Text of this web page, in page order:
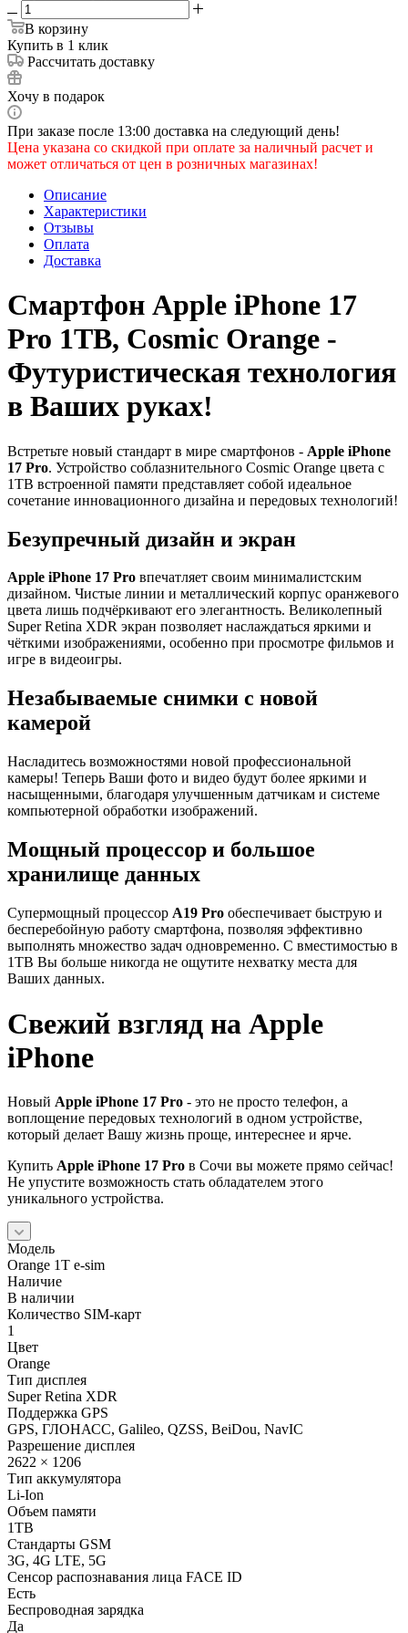
В корзину
Купить в 1 клик
Рассчитать доставку
Хочу в подарок
При заказе после 13:00 доставка на следующий день!
Цена указана со скидкой при оплате за наличный расчет и
может отличаться от цен в розничных магазинах!
Описание
Характеристики
Отзывы
Оплата
Доставка
Смартфон Apple iPhone 17
Pro 1TB, Cosmic Orange -
Футуристическая технология
в Ваших руках!
Встретьте новый стандарт в мире смартфонов - Apple iPhone
17 Pro. Устройство соблазнительного Cosmic Orange цвета с
1TB встроенной памяти представляет собой идеальное
сочетание инновационного дизайна и передовых технологий!
Безупречный дизайн и экран
Apple iPhone 17 Pro впечатляет своим минималистским
дизайном. Чистые линии и металлический корпус оранжевого
цвета лишь подчёркивают его элегантность. Великолепный
Super Retina XDR экран позволяет наслаждаться яркими и
чёткими изображениями, особенно при просмотре фильмов и
игре в видеоигры.
Незабываемые снимки с новой
камерой
Насладитесь возможностями новой профессиональной
камеры! Теперь Ваши фото и видео будут более яркими и
насыщенными, благодаря улучшенным датчикам и системе
компьютерной обработки изображений.
Мощный процессор и большое
хранилище данных
Супермощный процессор A19 Pro обеспечивает быструю и
бесперебойную работу смартфона, позволяя эффективно
выполнять множество задач одновременно. С вместимостью в
1TB Вы больше никогда не ощутите нехватку места для
Ваших данных.
Свежий взгляд на Apple
iPhone
Новый Apple iPhone 17 Pro - это не просто телефон, а
воплощение передовых технологий в одном устройстве,
который делает Вашу жизнь проще, интереснее и ярче.
Купить Apple iPhone 17 Pro в Сочи вы можете прямо сейчас!
Не упустите возможность стать обладателем этого
уникального устройства.
Модель
Orange 1T e-sim
Наличие
В наличии
Количество SIM-карт
1
Цвет
Orange
Тип дисплея
Super Retina XDR
Поддержка GPS
GPS, ГЛОНАСС, Galileo, QZSS, BeiDou, NavIC
Разрешение дисплея
2622 × 1206
Тип аккумулятора
Li-Ion
Объем памяти
1TB
Стандарты GSM
3G, 4G LTE, 5G
Сенсор распознавания лица FACE ID
Есть
Беспроводная зарядка
Да